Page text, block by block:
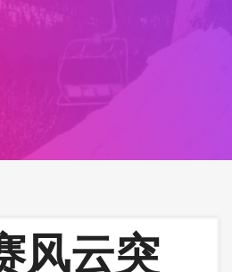
风云突